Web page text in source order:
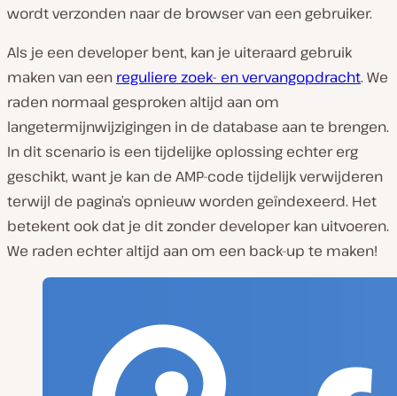
wordt verzonden naar de browser van een gebruiker.
Als je een developer bent, kan je uiteraard gebruik
maken van een reguliere zoek- en vervangopdracht. We
raden normaal gesproken altijd aan om
langetermijnwijzigingen in de database aan te brengen.
In dit scenario is een tijdelijke oplossing echter erg
geschikt, want je kan de AMP-code tijdelijk verwijderen
terwijl de pagina’s opnieuw worden geïndexeerd. Het
betekent ook dat je dit zonder developer kan uitvoeren.
We raden echter altijd aan om een back-up te maken!